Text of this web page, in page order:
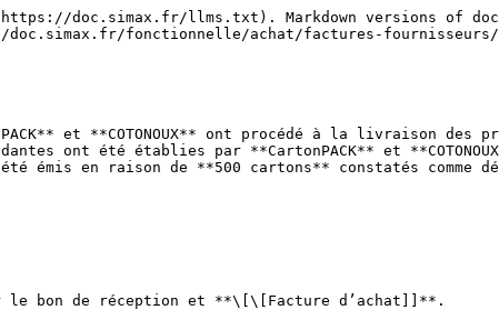
doc.simax.fr/llms.txt). Markdown versions of
doc.simax.fr/fonctionnelle/achat/factures-
et **COTONOUX** ont procédé à la livraison des
ont été établies par **CartonPACK** et
émis en raison de **500 cartons** constatés comme
le bon de réception et **\[\[Facture d’achat]]**.